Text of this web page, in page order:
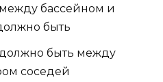
бассейном и
быть
быть между
соседей